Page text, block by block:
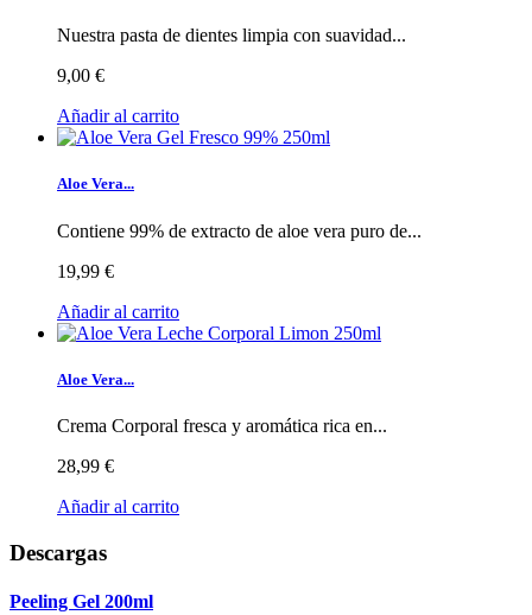
Nuestra pasta de dientes limpia con suavidad...
9,00 €
Añadir al carrito
Aloe Vera...
Contiene 99% de extracto de aloe vera puro de...
19,99 €
Añadir al carrito
Aloe Vera...
Crema Corporal fresca y aromática rica en...
28,99 €
Añadir al carrito
Descargas
Peeling Gel 200ml